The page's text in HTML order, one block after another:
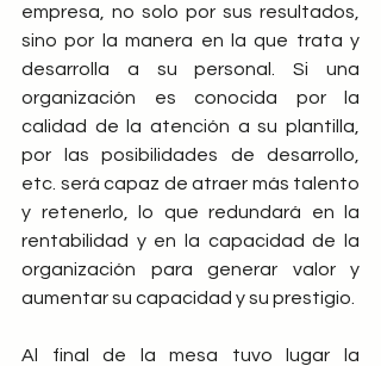
empresa, no solo por sus resultados,
sino por la manera en la que trata y
desarrolla a su personal. Si una
organización es conocida por la
calidad de la atención a su plantilla,
por las posibilidades de desarrollo,
etc. será capaz de atraer más talento
y retenerlo, lo que redundará en la
rentabilidad y en la capacidad de la
organización para generar valor y
aumentar su capacidad y su prestigio.
Al final de la mesa tuvo lugar la